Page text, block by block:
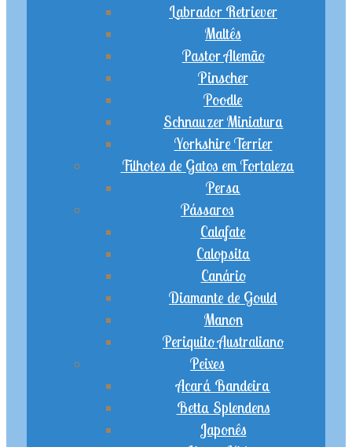
Labrador Retriever
Maltês
Pastor Alemão
Pinscher
Poodle
Schnauzer Miniatura
Yorkshire Terrier
Filhotes de Gatos em Fortaleza
Persa
Pássaros
Calafate
Calopsita
Canário
Diamante de Gould
Manon
Periquito Australiano
Peixes
Acará Bandeira
Betta Splendens
Japonês